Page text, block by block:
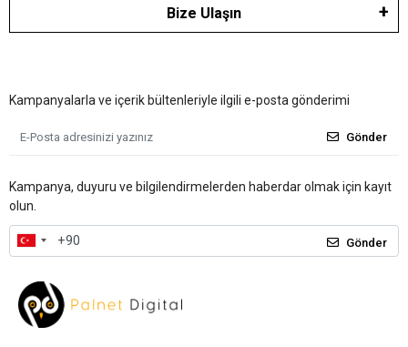
Bize Ulaşın
Kampanyalarla ve içerik bültenleriyle ilgili e-posta gönderimi
Gönder
Kampanya, duyuru ve bilgilendirmelerden haberdar olmak için kayıt
olun.
Gönder